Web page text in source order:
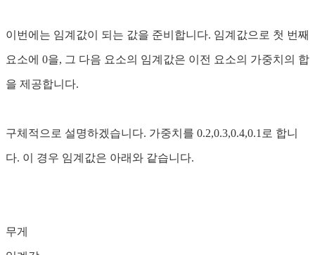
이번에는 임계값이 되는 값을 준비합니다. 임계값으로 첫 번째
요소에 0을, 그 다음 요소의 임계값은 이전 요소의 가중치의 합
을 제공합니다.
구체적으로 설명하겠습니다. 가중치를 0.2,0.3,0.4,0.1로 합니
다. 이 경우 임계값은 아래와 같습니다.
무게